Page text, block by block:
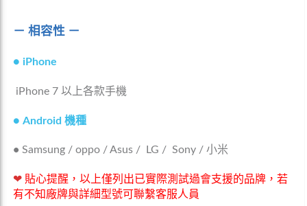
－ 相容性 －
● iPhone
iPhone 7 以上各款手機
● Android 機種
• Samsung / oppo / Asus / LG / Sony / 小米
❤ 貼心提醒，以上僅列出已實際測試過會支援的品牌，若
有不知廠牌與詳細型號可聯繫客服人員